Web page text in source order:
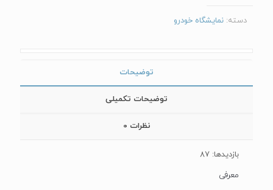
دسته: نمایشگاه خودرو
توضیحات
توضیحات تکمیلی
نظرات 0
بازدیدها: 87
معرفی